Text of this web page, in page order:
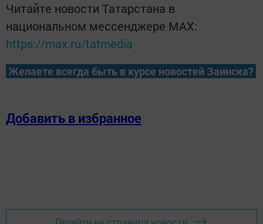
Читайте новости Татарстана в
национальном мессенджере MАХ:
https://max.ru/tatmedia
Желаете всегда быть в курсе новостей Заинска?
Добавить в избранное